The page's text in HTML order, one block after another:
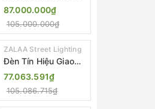
Thông Di Động Năng
Lượng Mặt Trời
ZALAA ZL-300A-D
87.000.000₫
105.000.000₫
ZALAA Street Lighting
Đèn Tín Hiệu Giao
Thông Di Động Năng
Lượng Mặt Trời
ZALAA ZL-409300C
77.063.591₫
105.086.715₫